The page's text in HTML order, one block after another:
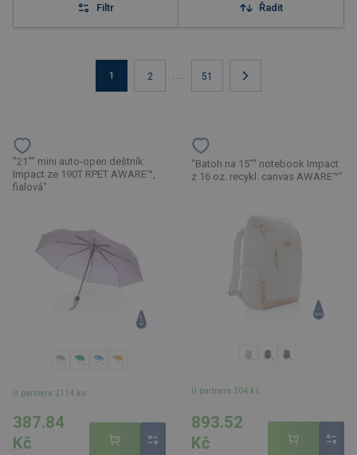
Filtr Řadit
1 2 ... 51
"21"" mini auto-open deštník
Impact ze 190T RPET AWARE™,
fialová"
U partnera 2114 ks
387.84
Kč
"Batoh na 15"" notebook Impact
z 16 oz. recykl. canvas AWARE™"
U partnera 304 ks
893.52
Kč